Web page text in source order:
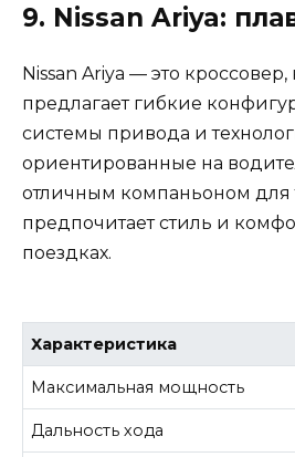
9. Nissan Ariya:
Nissan Ariya — это
предлагает гибкие
системы привода и
ориентированные на
отличным компаньоном для
предпочитает стиль и
поездках.
Характеристика
Максимальная мощность
Дальность хода